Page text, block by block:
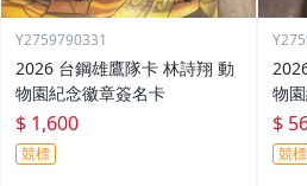
Y2759790331
2026 台鋼雄鷹隊卡 林詩翔 動
物園紀念徽章簽名卡
$ 1,600
競標
物
$
競標